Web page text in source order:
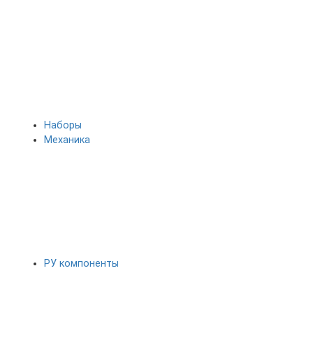
Наборы
Механика
РУ компоненты